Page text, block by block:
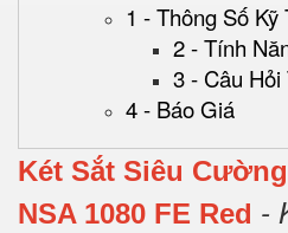
1 - Thông Số Kỹ
2 - Tính
3 - Câu
4 - Báo Giá
Két Sắt Siêu
NSA 1080 FE Red -